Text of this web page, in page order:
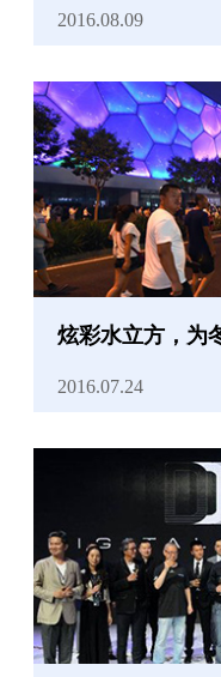
2016.08.09
炫彩水立方，为
2016.07.24